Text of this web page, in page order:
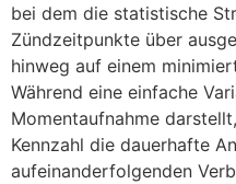
bei dem die statistische
Zündzeitpunkte über
hinweg auf einem
Während eine einfache
Momentaufnahme
Kennzahl die dauerhafte
aufeinanderfolgenden